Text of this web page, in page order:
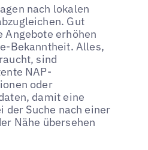
nach lokalen
Gut
Angebote erhöhen
Bekanntheit. Alles,
sind
NAP-
oder
damit eine
der Suche nach einer
Nähe übersehen